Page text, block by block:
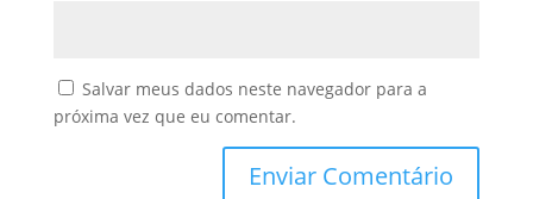
Salvar meus dados neste navegador para a
próxima vez que eu comentar.